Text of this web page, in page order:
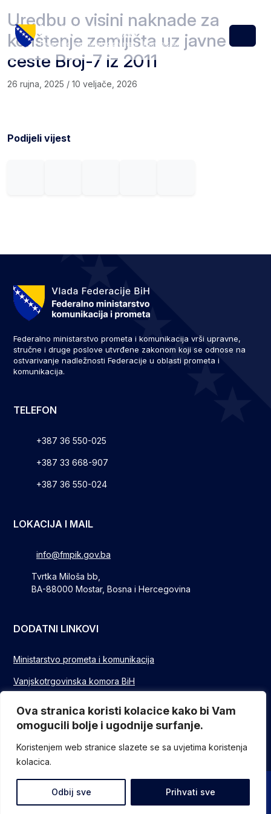
Ova stranica koristi kolacice kako bi Vam
omogucili bolje i ugodnije surfanje.
Koristenjem web stranice slazete se sa uvjetima koristenja
kolacica.
Odbij sve Prihvati sve
Menu
Uredbu o visini naknade za
korištenje zemljišta uz javne
ceste Broj-7 iz 2011
26 rujna, 2025 / 10 veljače, 2026
Podijeli vijest
Federalno ministarstvo prometa i komunikacija vrši upravne,
stručne i druge poslove utvrđene zakonom koji se odnose na
ostvarivanje nadležnosti Federacije u oblasti prometa i
komunikacija.
TELEFON
+387 36 550-025
+387 33 668-907
+387 36 550-024
LOKACIJA I MAIL
info@fmpik.gov.ba
Tvrtka Miloša bb,
BA-88000 Mostar, Bosna i Hercegovina
DODATNI LINKOVI
Ministarstvo prometa i komunikacija
Vanjskotrgovinska komora BiH
FUZIP Sarajevo
© Sva prava pridržana - Federalno ministarstvo komunikacija i
prometa // Design and devlopment